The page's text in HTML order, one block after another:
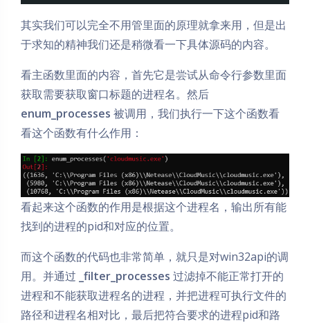
其实我们可以完全不用管里面的原理就拿来用，但是出
于求知的精神我们还是稍微看一下具体源码的内容。
看主函数里面的内容，首先它是尝试从命令行参数里面
获取需要获取窗口标题的进程名。然后
enum_processes 被调用，我们执行一下这个函数看
看这个函数有什么作用：
看起来这个函数的作用是根据这个进程名，输出所有能
找到的进程的pid和对应的位置。
而这个函数的代码也非常简单，就只是对win32api的调
用。并通过 _filter_processes 过滤掉不能正常打开的
进程和不能获取进程名的进程，并把进程可执行文件的
路径和进程名相对比，最后把符合要求的进程pid和路